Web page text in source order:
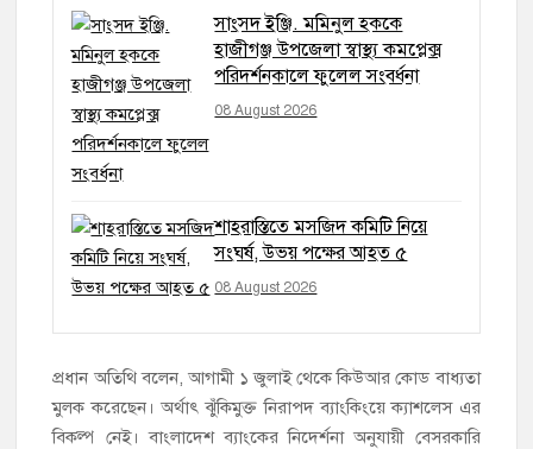
সাংসদ ইঞ্জি. মমিনুল হককে
হাজীগঞ্জ উপজেলা স্বাস্থ্য কমপ্লেক্স
পরিদর্শনকালে ফুলেল সংবর্ধনা
08 August 2026
শাহরাস্তিতে মসজিদ কমিটি নিয়ে
সংঘর্ষ, উভয় পক্ষের আহত ৫
08 August 2026
প্রধান অতিথি বলেন, আগামী ১ জুলাই থেকে কিউআর কোড বাধ্যতা
মুলক করেছেন। অর্থাৎ ঝুঁকিমুক্ত নিরাপদ ব্যাংকিংয়ে ক্যাশলেস এর
বিকল্প নেই। বাংলাদেশ ব্যাংকের নিদের্শনা অনুযায়ী বেসরকারি